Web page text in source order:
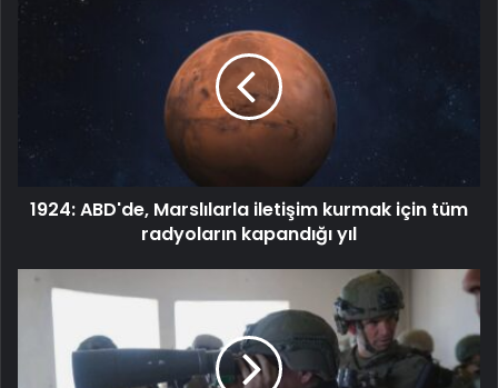
1924: ABD'de, Marslılarla iletişim kurmak için tüm
radyoların kapandığı yıl